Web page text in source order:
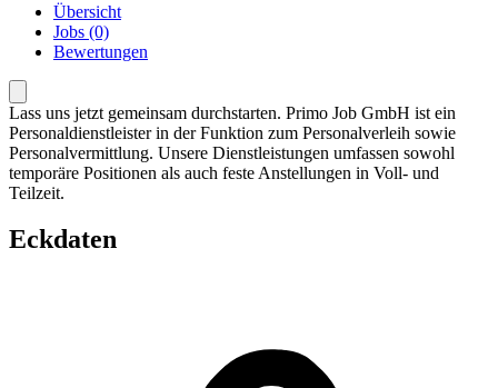
Übersicht
Jobs (0)
Bewertungen
Lass uns jetzt gemeinsam durchstarten. Primo Job GmbH ist ein
Personaldienstleister in der Funktion zum Personalverleih sowie
Personalvermittlung. Unsere Dienstleistungen umfassen sowohl
temporäre Positionen als auch feste Anstellungen in Voll- und
Teilzeit.
Eckdaten